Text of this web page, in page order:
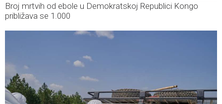
Broj mrtvih od ebole u Demokratskoj Republici Kongo
približava se 1.000